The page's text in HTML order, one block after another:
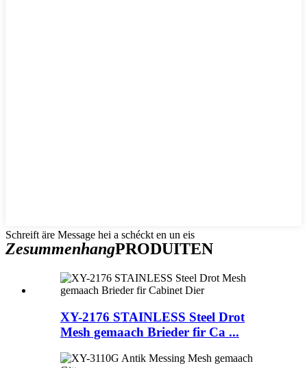
Schreift äre Message hei a schéckt en un eis
ZesummenhangPRODUITEN
XY-2176 STAINLESS Steel Drot
Mesh gemaach Brieder fir Ca ...